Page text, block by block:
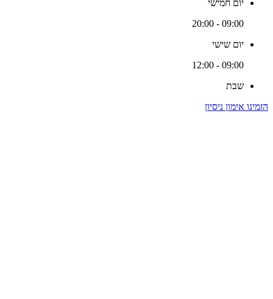
יום חמישי
09:00 - 20:00
יום שישי
09:00 - 12:00
שבת
הזמינו אימון ניסיון